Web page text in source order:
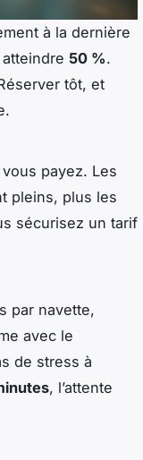
à la dernière
50 %.
tôt, et
payez. Les
pleins, plus les
sécurisez un tarif
par navette,
avec le
de stress à
, l’attente